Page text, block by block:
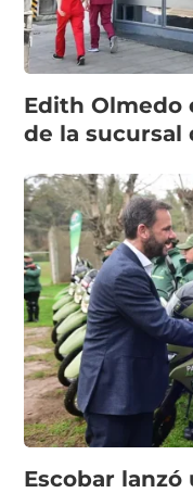
Edith Olmedo
de la sucursal
Escobar